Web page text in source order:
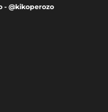
- @kikoperozo